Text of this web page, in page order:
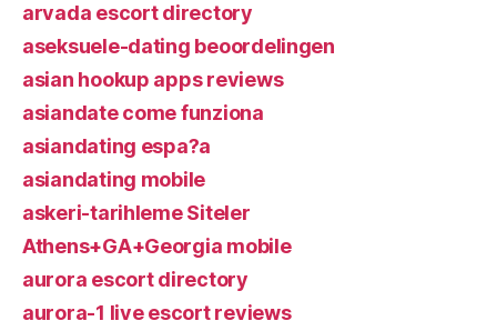
arvada escort directory
aseksuele-dating beoordelingen
asian hookup apps reviews
asiandate come funziona
asiandating espa?a
asiandating mobile
askeri-tarihleme Siteler
Athens+GA+Georgia mobile
aurora escort directory
aurora-1 live escort reviews